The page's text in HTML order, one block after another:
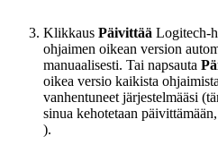
Klikkaus Päivittää Logitech-
ohjaimen oikean version
manuaalisesti. Tai napsauta
oikea versio kaikista
vanhentuneet järjestelmääsi
sinua kehotetaan
).